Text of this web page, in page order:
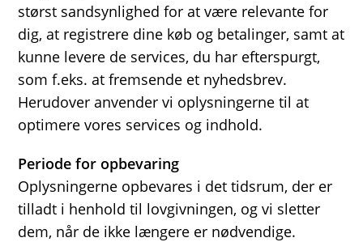
størst sandsynlighed for at være relevante for
dig, at registrere dine køb og betalinger, samt at
kunne levere de services, du har efterspurgt,
som f.eks. at fremsende et nyhedsbrev.
Herudover anvender vi oplysningerne til at
optimere vores services og indhold.
Periode for opbevaring
Oplysningerne opbevares i det tidsrum, der er
tilladt i henhold til lovgivningen, og vi sletter
dem, når de ikke længere er nødvendige.